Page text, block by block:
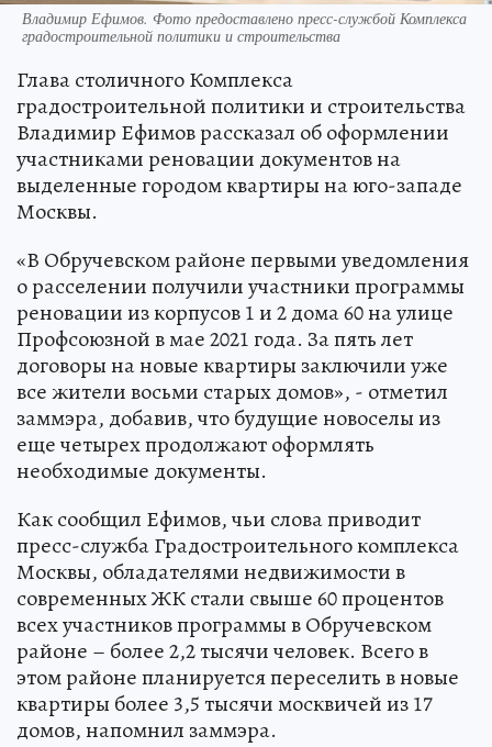
Владимир Ефимов. Фото предоставлено пресс-службой Комплекса
градостроительной политики и строительства
Глава столичного Комплекса
градостроительной политики и строительства
Владимир Ефимов рассказал об оформлении
участниками реновации документов на
выделенные городом квартиры на юго-западе
Москвы.
«В Обручевском районе первыми уведомления
о расселении получили участники программы
реновации из корпусов 1 и 2 дома 60 на улице
Профсоюзной в мае 2021 года. За пять лет
договоры на новые квартиры заключили уже
все жители восьми старых домов», - отметил
заммэра, добавив, что будущие новоселы из
еще четырех продолжают оформлять
необходимые документы.
Как сообщил Ефимов, чьи слова приводит
пресс-служба Градостроительного комплекса
Москвы, обладателями недвижимости в
современных ЖК стали свыше 60 процентов
всех участников программы в Обручевском
районе – более 2,2 тысячи человек. Всего в
этом районе планируется переселить в новые
квартиры более 3,5 тысячи москвичей из 17
домов, напомнил заммэра.